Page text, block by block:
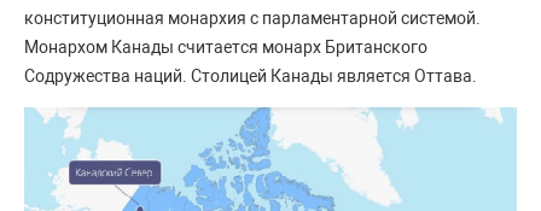
конституционная монархия с парламентарной системой.
Монархом Канады считается монарх Британского
Содружества наций. Столицей Канады является Оттава.